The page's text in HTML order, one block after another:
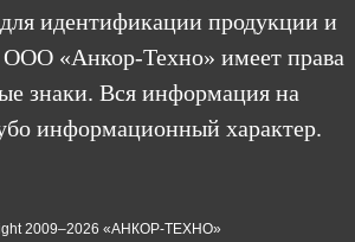
идентификации продукции и
ООО «Анкор-Техно» имеет права
знаки. Вся информация на
информационный характер.
2009–2026 «АНКОР-ТЕХНО»